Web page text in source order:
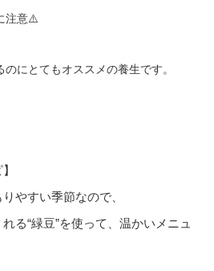
注意⚠️
にとてもオススメの養生です。
やすい季節なので、
る“緑豆”を使って、温かいメニュ